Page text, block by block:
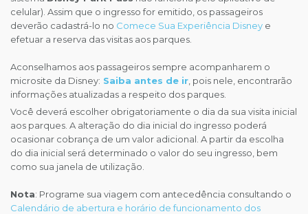
celular). Assim que o ingresso for emitido, os passageiros
deverão cadastrá-lo no Comece Sua Experiência Disney e
efetuar a reserva das visitas aos parques.
Aconselhamos aos passageiros sempre acompanharem o
microsite da Disney: Saiba antes de ir , pois nele, encontrarão
informações atualizadas a respeito dos parques.
Você deverá escolher obrigatoriamente o dia da sua visita inicial
aos parques. A alteração do dia inicial do ingresso poderá
ocasionar cobrança de um valor adicional. A partir da escolha
do dia inicial será determinado o valor do seu ingresso, bem
como sua janela de utilização.
Nota: Programe sua viagem com antecedência consultando o
Calendário de abertura e horário de funcionamento dos